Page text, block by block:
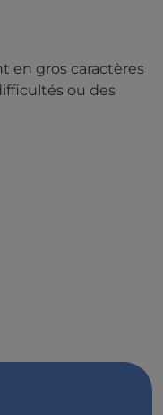
en gros caractères
ou des